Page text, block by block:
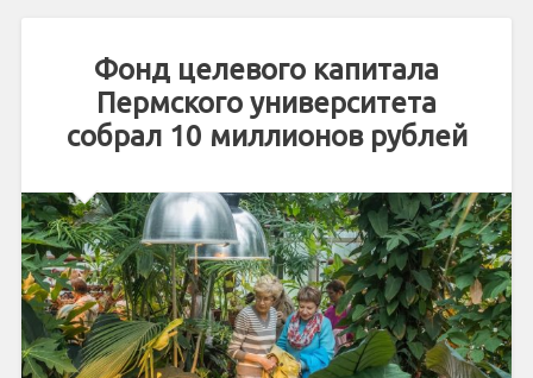
Фонд целевого капитала
Пермского университета
собрал 10 миллионов рублей